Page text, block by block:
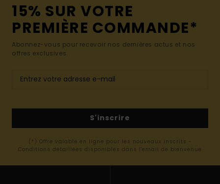
15% SUR VOTRE
PREMIÈRE COMMANDE*
Abonnez-vous pour recevoir nos dernières actus et nos
offres exclusives.
S'inscrire
(*) Offre valable en ligne pour les nouveaux inscrits -
Conditions détaillées disponibles dans l'email de bienvenue